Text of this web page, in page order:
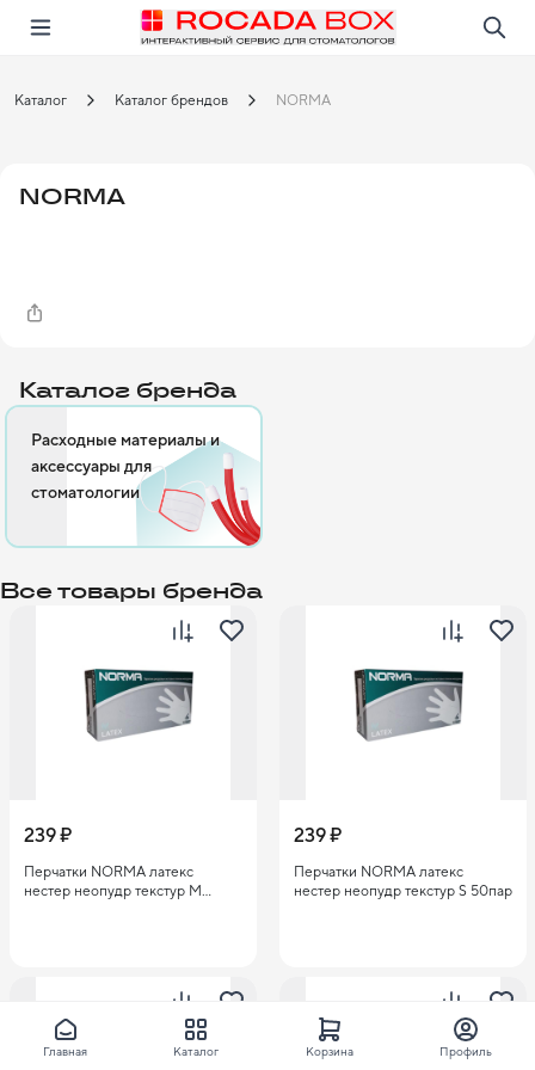
Открыть в приложении!
Каталог Каталог брендов NORMA
NORMA
Каталог бренда
Расходные материалы и
аксессуары для
стоматологии
Все товары бренда
239 ₽
Перчатки NORMA латекс
нестер неопудр текстур M
239 ₽
Перчатки NORMA латекс
нестер неопудр текстур S 50пар
Главная Каталог Корзина Профиль